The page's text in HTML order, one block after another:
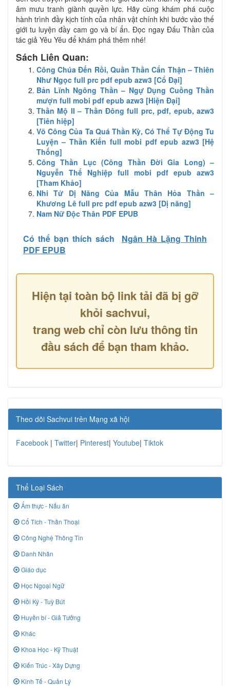
âm mưu tranh giành quyền lực. Hãy cùng khám phá cuộc
hành trình đầy kịch tính của nhân vật chính khi bước vào thế
giới tu luyện đầy cam go và bí ẩn. Đọc ngay Đấu Thần của
tác giả Yêu Yêu để khám phá thêm nhé!
Sách Liên Quan:
Công Chúa Đến Rồi, Quần Thần Cẩn Thận – Thiên
Như Ngọc full prc pdf epub azw3 [Cổ Đại]
Bản Lĩnh Ngông Thần – Ngự Dụng Cuồng Thần
mượn full mobi pdf epub azw3 [Hiện Đại]
Thần Mộ II – Thần Đông full prc, pdf, epub, azw3
[Tiên hiệp]
Võ Công Của Ta Quá Thần Kỳ, Có Thể Tự Động Tu
Luyện – Thần Kiến full mobi pdf epub azw3 [Hệ
Thống]
Công Thần Lục (Công Thần Đời Gia Long) –
Nguyễn Thế Nghiệp full mobi pdf epub azw3
[Tham Khảo]
Nhi Tử Dị Năng Của Mẫu Thân Hỏa Thần –
Khương Lê full prc pdf epub azw3 [Dị năng]
Nam Nữ Độc Thân PDF EPUB
Có thể bạn thích sách
Ngân Hà Lặng Thinh
PDF EPUB
Hiện tại toàn bộ link tải đã bị gỡ
khỏi sachvui,
trang web chỉ còn lưu thông tin
đầu sách để bạn tham khảo.
Theo dõi Sachvui trên Mạng xã hội
Facebook | Twitter| Pinterest| Youtube| Tiktok
Thể Loại Sách
Ẩm thực - Nấu ăn
Cổ Tích - Thần Thoại
Công Nghệ Thông Tin
Danh Nhân
Giáo dục
Học Ngoại Ngữ
Hồi Ký - Tuỳ Bút
Huyền bí - Giả Tưởng
Khác
Khoa Học - Kỹ Thuật
Kiến Trúc - Xây Dựng
Kinh Tế - Quản Lý